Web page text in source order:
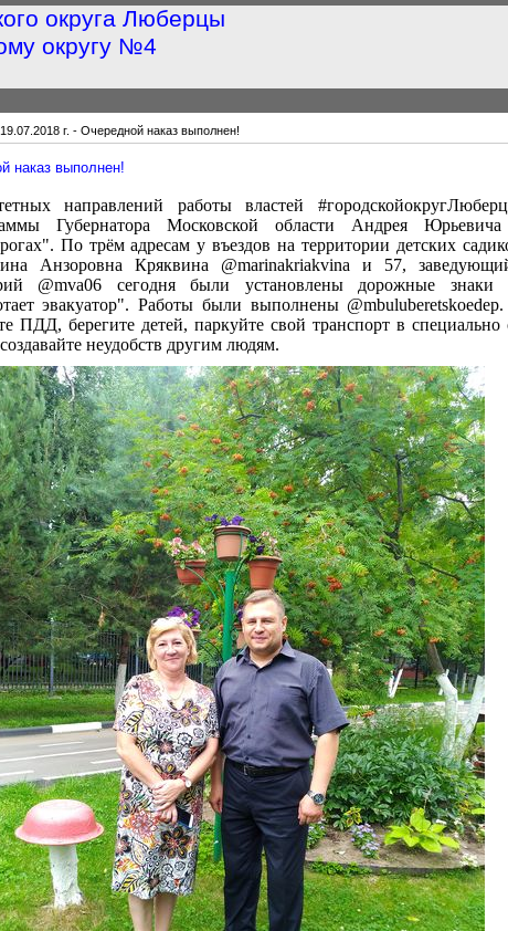
округа Люберцы
округу №4
г. - Очередной наказ выполнен!
наказ выполнен!
направлений работы властей
Губернатора Московской области Андрея Юрьевича
По трём адресам у въездов на территории детских
Анзоровна Кряквина @marinakriakvina и 57,
@mva06 сегодня были установлены дорожные знаки
эвакуатор". Работы были выполнены
ПДД, берегите детей, паркуйте свой транспорт в специально
неудобств другим людям.